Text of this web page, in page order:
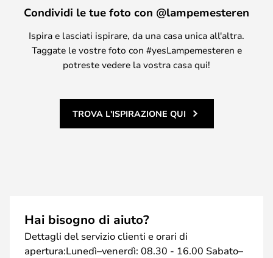
Condividi le tue foto con @lampemesteren
Ispira e lasciati ispirare, da una casa unica all'altra.
Taggate le vostre foto con #yesLampemesteren e
potreste vedere la vostra casa qui!
TROVA L'ISPIRAZIONE QUI
Hai bisogno di aiuto?
Dettagli del servizio clienti e orari di
apertura:Lunedì–venerdì: 08.30 - 16.00 Sabato–